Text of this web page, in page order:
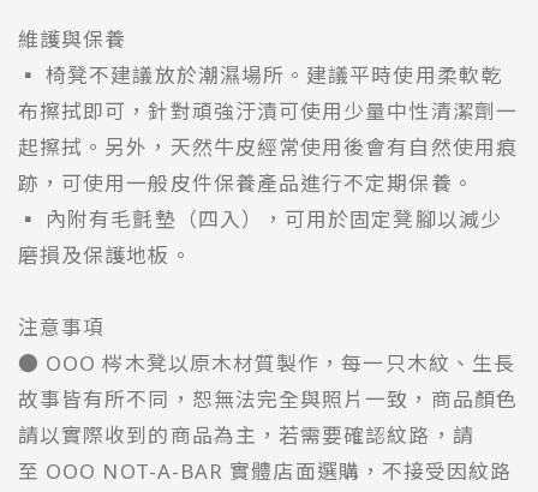
維護與保養
▪ 椅凳不建議放於潮濕場所。建議平時使用柔軟乾
布擦拭即可，針對頑強汙漬可使用少量中性清潔劑一
起擦拭。另外，天然牛皮經常使用後會有自然使用痕
跡，可使用一般皮件保養產品進行不定期保養。
▪ 內附有毛氈墊（四入），可用於固定凳腳以減少
磨損及保護地板。
注意事項
● OOO 梣木凳以原木材質製作，每一只木紋、生長
故事皆有所不同，恕無法完全與照片一致，商品顏色
請以實際收到的商品為主，若需要確認紋路，請
至 OOO NOT-A-BAR 實體店面選購，不接受因紋路